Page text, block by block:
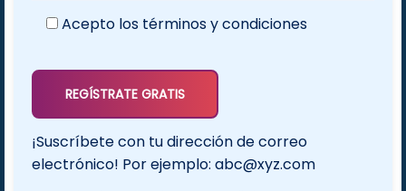
Acepto los términos y condiciones
¡Suscríbete con tu dirección de correo
electrónico! Por ejemplo: abc@xyz.com